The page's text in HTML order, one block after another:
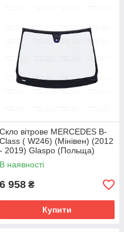
Скло вітрове MERCEDES B-
Class ( W246) (Мінівен) (2012
- 2019) Glaspo (Польща)
В наявності
6 958 ₴
Купити